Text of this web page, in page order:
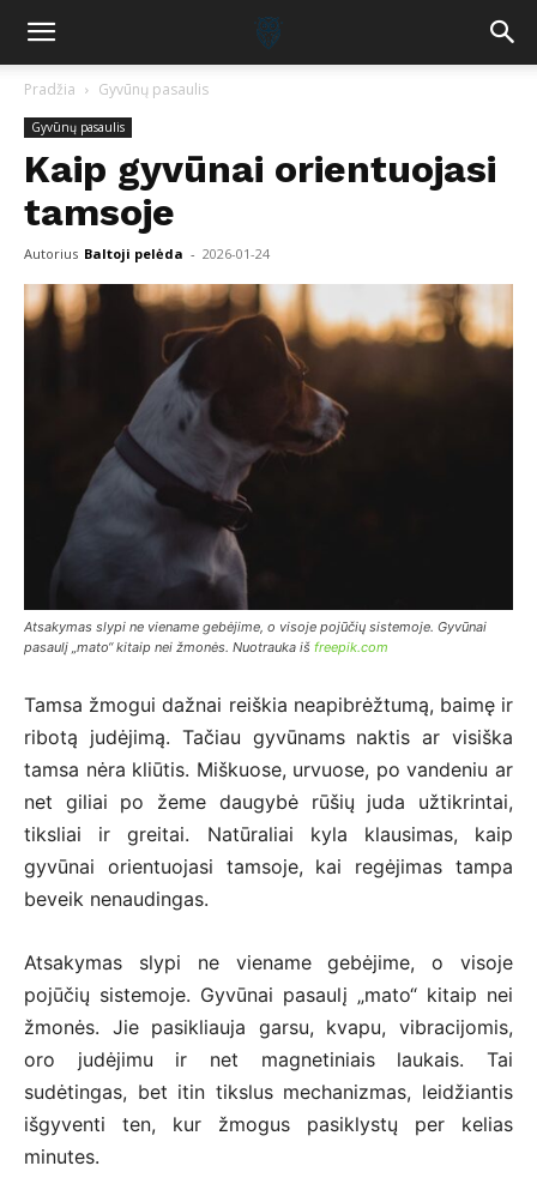
Pradžia Gyvūnų pasaulis
Gyvūnų pasaulis
Kaip gyvūnai orientuojasi
tamsoje
Autorius Baltoji pelėda - 2026-01-24
Atsakymas slypi ne viename gebėjime, o visoje pojūčių sistemoje. Gyvūnai
pasaulį „mato“ kitaip nei žmonės. Nuotrauka iš freepik.com
Tamsa žmogui dažnai reiškia neapibrėžtumą, baimę ir
ribotą judėjimą. Tačiau gyvūnams naktis ar visiška
tamsa nėra kliūtis. Miškuose, urvuose, po vandeniu ar
net giliai po žeme daugybė rūšių juda užtikrintai,
tiksliai ir greitai. Natūraliai kyla klausimas, kaip
gyvūnai orientuojasi tamsoje, kai regėjimas tampa
beveik nenaudingas.
Atsakymas slypi ne viename gebėjime, o visoje
pojūčių sistemoje. Gyvūnai pasaulį „mato“ kitaip nei
žmonės. Jie pasikliauja garsu, kvapu, vibracijomis,
oro judėjimu ir net magnetiniais laukais. Tai
sudėtingas, bet itin tikslus mechanizmas, leidžiantis
išgyventi ten, kur žmogus pasiklystų per kelias
minutes.